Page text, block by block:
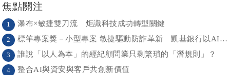
焦點關注
1 瀑布×敏捷雙刀流 炬識科技成功轉型關鍵
2 標竿專案獎－小型專案 敏捷驅動防詐革新 凱基銀行以AI打造金融防護網
3 誰說「以人為本」的經紀顧問業只剩繁瑣的「潛規則」？
4 整合AI與資安與客戶共創新價值